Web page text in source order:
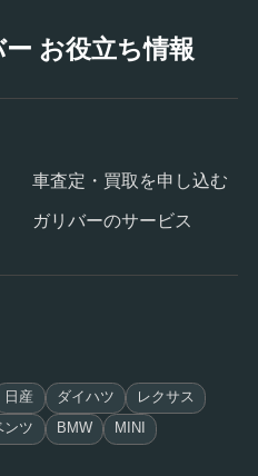
お役立ち情報
車査定・買取を申し込む
ガリバーのサービス
日産 ダイハツ レクサス
ンツ BMW MINI